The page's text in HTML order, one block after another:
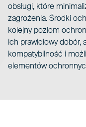
obsługi, które
zagrożenia. Środki
kolejny poziom
ich prawidłowy
kompatybilność i
elementów